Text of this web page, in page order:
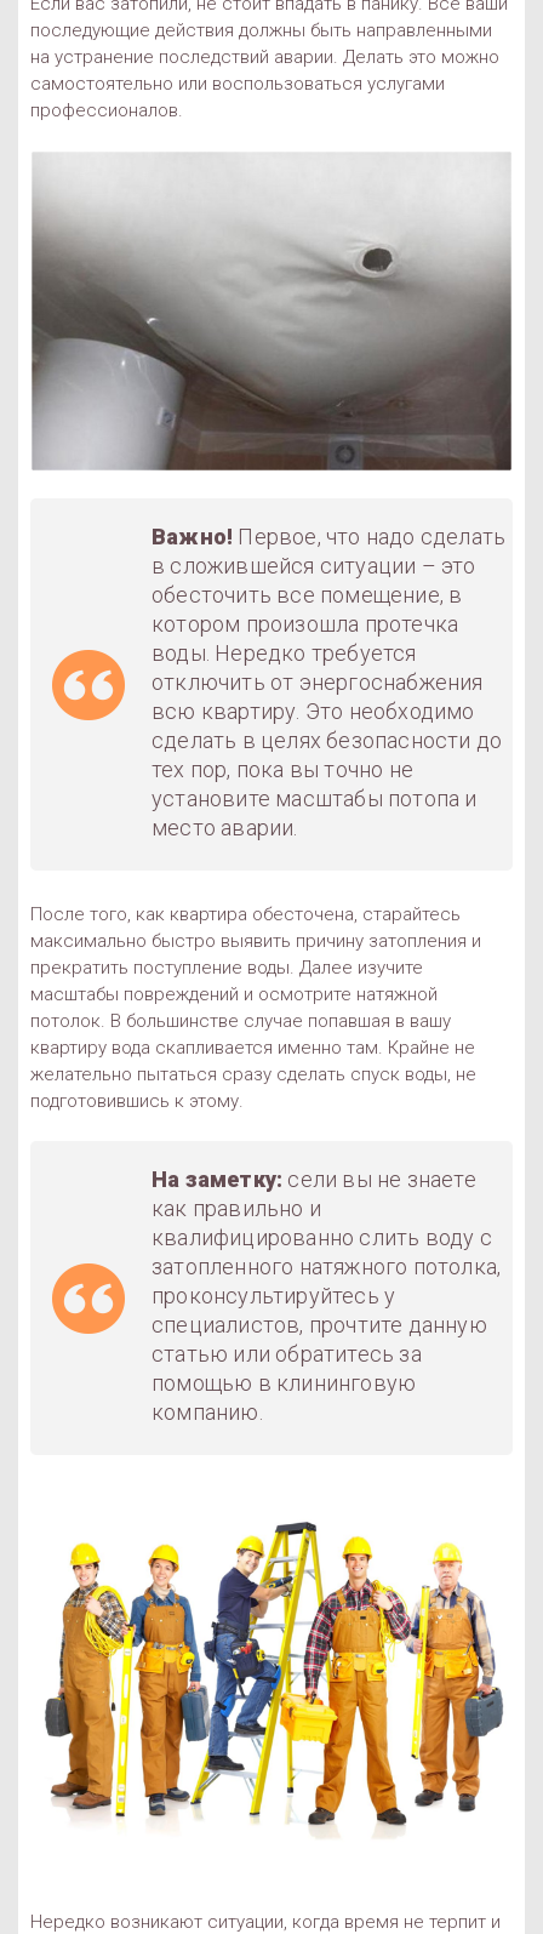
последующие действия должны быть направленными
на устранение последствий аварии. Делать это можно
самостоятельно или воспользоваться услугами
профессионалов.
Важно! Первое, что надо сделать
в сложившейся ситуации – это
обесточить все помещение, в
котором произошла протечка
воды. Нередко требуется
отключить от энергоснабжения
всю квартиру. Это необходимо
сделать в целях безопасности до
тех пор, пока вы точно не
установите масштабы потопа и
место аварии.
После того, как квартира обесточена, старайтесь
максимально быстро выявить причину затопления и
прекратить поступление воды. Далее изучите
масштабы повреждений и осмотрите натяжной
потолок. В большинстве случае попавшая в вашу
квартиру вода скапливается именно там. Крайне не
желательно пытаться сразу сделать спуск воды, не
подготовившись к этому.
На заметку: сели вы не знаете
как правильно и
квалифицированно слить воду с
затопленного натяжного потолка,
проконсультируйтесь у
специалистов, прочтите данную
статью или обратитесь за
помощью в клининговую
компанию.
Нередко возникают ситуации, когда время не терпит и